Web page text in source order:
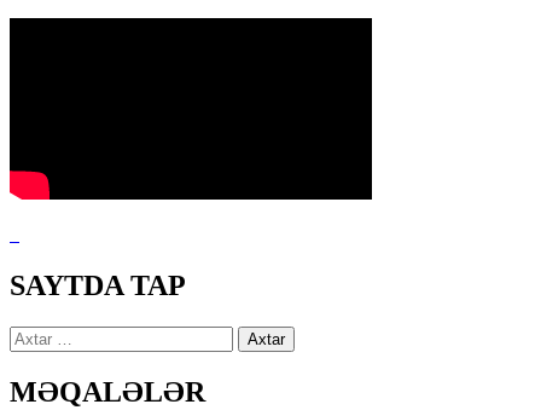
SAYTDA TAP
Axtarış:
MƏQALƏLƏR